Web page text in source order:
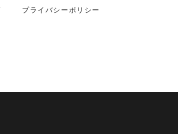
プライバシーポリシー